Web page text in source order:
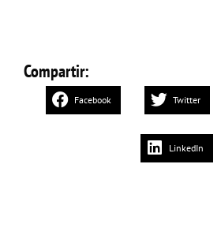
Compartir:
Facebook Twitter
LinkedIn